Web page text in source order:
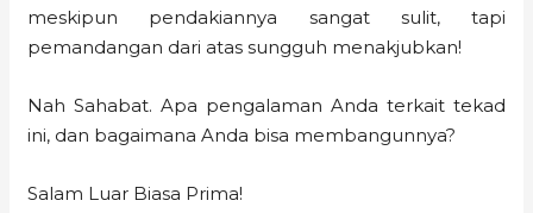
meskipun pendakiannya sangat sulit, tapi
pemandangan dari atas sungguh menakjubkan!
Nah Sahabat. Apa pengalaman Anda terkait tekad
ini, dan bagaimana Anda bisa membangunnya?
Salam Luar Biasa Prima!